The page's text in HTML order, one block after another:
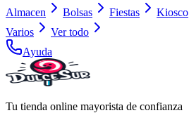
Almacen Bolsas Fiestas Kiosco
Varios
Ver todo
Ayuda
Tu tienda online mayorista de confianza